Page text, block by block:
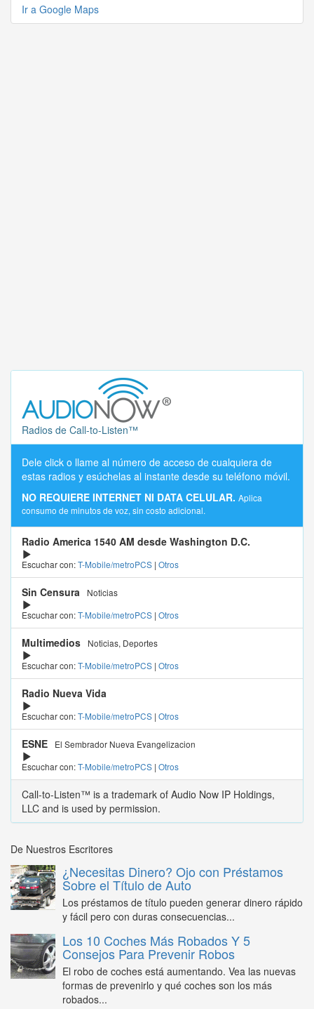
Ir a Google Maps
Radios de Call-to-Listen™
Dele click o llame al número de acceso de cualquiera de
estas radios y esúchelas al instante desde su teléfono móvil.
NO REQUIERE INTERNET NI DATA CELULAR. Aplica
consumo de minutos de voz, sin costo adicional.
Radio America 1540 AM desde Washington D.C.
Escuchar con:T-Mobile/metroPCS | Otros
Sin Censura
Noticias
Escuchar con:T-Mobile/metroPCS | Otros
Multimedios
Noticias, Deportes
Escuchar con:T-Mobile/metroPCS | Otros
Radio Nueva Vida
Escuchar con:T-Mobile/metroPCS | Otros
ESNE
El Sembrador Nueva Evangelizacion
Escuchar con:T-Mobile/metroPCS | Otros
Call-to-Listen™ is a trademark of Audio Now IP Holdings,
LLC and is used by permission.
De Nuestros Escritores
¿Necesitas Dinero? Ojo con Préstamos
Sobre el Título de Auto
Los préstamos de título pueden generar dinero rápido
y fácil pero con duras consecuencias...
Los 10 Coches Más Robados Y 5
Consejos Para Prevenir Robos
El robo de coches está aumentando. Vea las nuevas
formas de prevenirlo y qué coches son los más
robados...